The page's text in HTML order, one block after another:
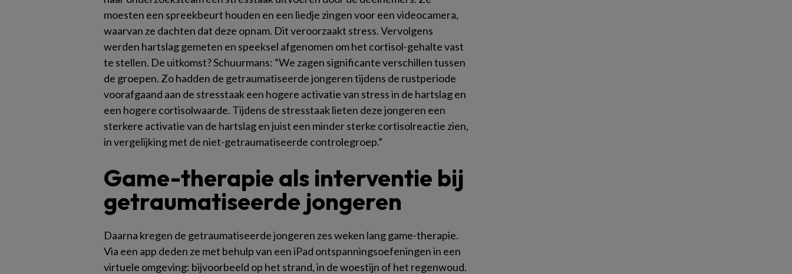
moesten een spreekbeurt houden en een liedje zingen voor een videocamera,
waarvan ze dachten dat deze opnam. Dit veroorzaakt stress. Vervolgens
werden hartslag gemeten en speeksel afgenomen om het cortisol-gehalte vast
te stellen. De uitkomst? Schuurmans: “We zagen significante verschillen tussen
de groepen. Zo hadden de getraumatiseerde jongeren tijdens de rustperiode
voorafgaand aan de stresstaak een hogere activatie van stress in de hartslag en
een hogere cortisolwaarde. Tijdens de stresstaak lieten deze jongeren een
sterkere activatie van de hartslag en juist een minder sterke cortisolreactie zien,
in vergelijking met de niet-getraumatiseerde controlegroep.”
Game-therapie als interventie bij
getraumatiseerde jongeren
Daarna kregen de getraumatiseerde jongeren zes weken lang game-therapie.
Via een app deden ze met behulp van een iPad ontspanningsoefeningen in een
virtuele omgeving: bijvoorbeeld op het strand, in de woestijn of het regenwoud.